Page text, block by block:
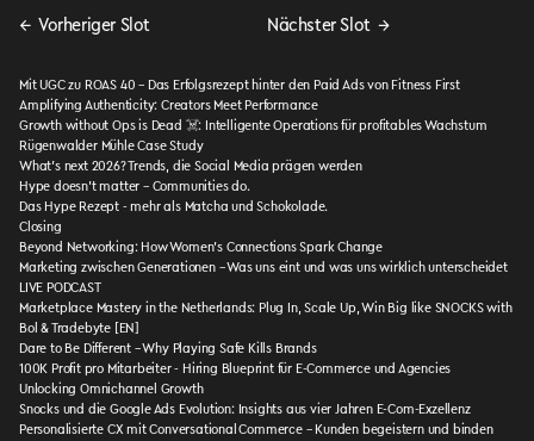
← Vorheriger Slot →
Nächster Slot
Mit UGC zu ROAS 40 – Das Erfolgsrezept hinter den Paid Ads von Fitness First
Amplifying Authenticity: Creators Meet Performance
Growth without Ops is Dead ☠️: Intelligente Operations für profitables Wachstum
Rügenwalder Mühle Case Study
What’s next 2026? Trends, die Social Media prägen werden
Hype doesn’t matter – Communities do.
Das Hype Rezept - mehr als Matcha und Schokolade.
Closing
Beyond Networking: How Women’s Connections Spark Change
Marketing zwischen Generationen – Was uns eint und was uns wirklich unterscheidet
LIVE PODCAST
Marketplace Mastery in the Netherlands: Plug In, Scale Up, Win Big like SNOCKS with
Bol & Tradebyte [EN]
Dare to Be Different – Why Playing Safe Kills Brands
100K Profit pro Mitarbeiter - Hiring Blueprint für E-Commerce und Agencies
Unlocking Omnichannel Growth
Snocks und die Google Ads Evolution: Insights aus vier Jahren E-Com-Exzellenz
Personalisierte CX mit Conversational Commerce – Kunden begeistern und binden